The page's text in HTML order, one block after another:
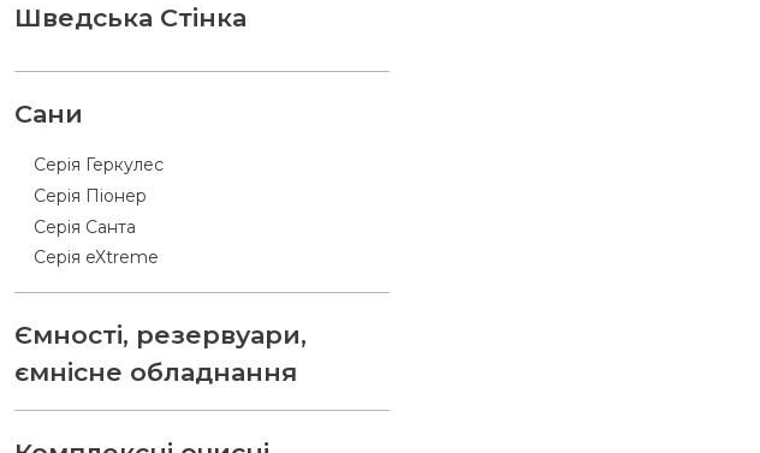
Шведська Стінка
Сани
Серія Геркулес
Серія Піонер
Серія Санта
Серія eXtreme
Ємності, резервуари,
ємнісне обладнання